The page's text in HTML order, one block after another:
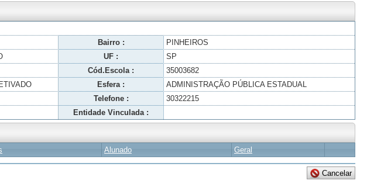
Bairro :
PINHEIROS
UF :
SP
Cód.Escola :
35003682
Esfera :
ADMINISTRAÇÃO PÚBLICA ESTADUAL
Telefone :
30322215
Entidade Vinculada :
Alunado Geral